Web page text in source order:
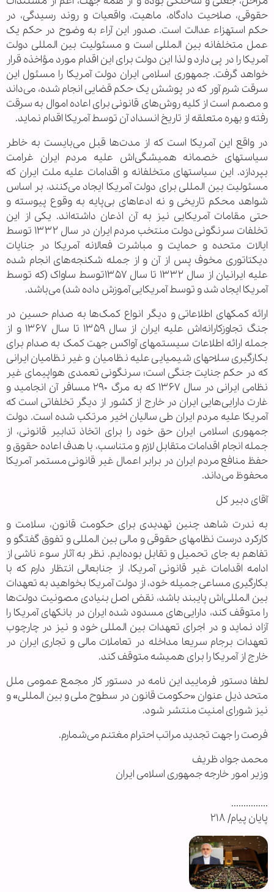
حقوقی، صلاحیت دادگاه، ماهیت، واقعیات و روند رسیدگی، در
حکم استهزاء عدالت است. صدور این آراء به وضوح در حکم یک
عمل متخلفانه بین المللی است و مسئولیت بین المللی دولت
آمریکا را در پی دارد و لذا این دولت برای این اقدام مورد مؤاخذه قرار
خواهد گرفت. جمهوری اسلامی ایران دولت آمریکا را مسئول این
سرقت شرم آور که در پوشش یک حکم قضایی انجام شده، می‌داند
و مصمم است از کلیه روش‌های قانونی برای اعاده اموال به سرقت
رفته و بهره متعلقه از تاریخ انسداد آن توسط آمریکا اقدام نماید.
در واقع این آمریکا است که از مدت‌ها قبل می‌بایست به خاطر
سیاستهای خصمانه همیشگی‌اش علیه مردم ایران غرامت
بپردازد. این سیاستهای متخلفانه و اقدامات علیه ملت ایران که
مسئولیت بین المللی برای دولت آمریکا ایجاد می‌کنند، بر اساس
شواهد محکم تاریخی و نه ادعاهای بی‌پایه به وقوع پیوسته و
حتی مقامات آمریکایی نیز به آن اذعان داشته‌اند. یکی از این
تخلفات سرنگونی دولت منتخب مردم ایران در سال ۱۳۳۲ توسط
ایالات متحده و حمایت و مباشرت فعالانه آمریکا در جنایات
دیکتاتوری مخوف پس از آن و از جمله شکنجه‌های انجام شده
علیه ایرانیان از سال ۱۳۳۲ تا سال ۱۳۵۷توسط ساواک (که توسط
آمریکا ایجاد شد و توسط آمریکایی آموزش داده شد) می‌باشد.
ارائه کمکهای اطلاعاتی و دیگر انواع کمک‌ها به صدام حسین در
جنگ تجاوزکارانه‌اش علیه ایران از سال ۱۳۵۹ تا سال ۱۳۶۷ و از
جمله ارائه اطلاعات سیستمهای آواکس جهت کمک به صدام برای
بکارگیری سلاحهای شیمیایی علیه نظامیان و غیر نظامیان ایرانی
که در حکم جنایت جنگی است؛ سرنگونی تعمدی هواپیمای غیر
نظامی ایرانی در سال ۱۳۶۷ که به مرگ ۲۹۰ مسافر آن انجامید و
غارت دارایی‌هایی ایران در خارج از کشور از دیگر تخلفاتی است که
آمریکا علیه مردم ایران طی سالیان اخیر مرتکب شده است. دولت
جمهوری اسلامی ایران حق خود را برای اتخاذ تدابیر قانونی، از
جمله انجام اقدامات متقابل لازم و متناسب، با هدف اعاده حقوق و
حفظ منافع مردم ایران در برابر اعمال غیر قانونی مستمر آمریکا
محفوظ می‌داند.
آقای دبیر کل
به ندرت شاهد چنین تهدیدی برای حکومت قانون، سلامت و
کارکرد درست نظامهای حقوقی و مالی بین المللی و تفوق گفتگو و
تفاهم به جای تحمیل و تقابل بوده‌ایم. نظر به آثار سوء ناشی از
ادامه اقدامات غیر قانونی آمریکا، از جنابعالی انتظار دارم که با
بکارگیری مساعی جمیله خود، از دولت آمریکا بخواهید به تعهدات
بین المللی‌اش پایبند باشد، نقض اصل بنیادی مصونیت دولت‌ها
را متوقف کند، دارایی‌های مسدود شده ایران در بانکهای آمریکا را
آزاد نماید و در اجرای تعهدات بین المللی خود و نیز در چارچوب
تعهدات برجام سریعا مداخله در تعاملات مالی و تجاری ایران در
خارج از آمریکا را برای همیشه متوقف کند.
لطفا دستور فرمایید این نامه در دستور کار مجمع عمومی ملل
متحد ذیل عنوان «حکومت قانون در سطوح ملی و بین المللی» و
نیز شورای امنیت منتشر شود.
فرصت را جهت تجدید مراتب احترام مغتنم می‌شمارم.
محمد جواد ظریف
وزیر امور خارجه جمهوری اسلامی ایران
...............
پایان پیام/ ۲۱۸